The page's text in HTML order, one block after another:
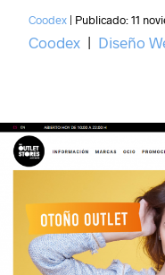
Coodex | Publicado:11
Coodex | Diseño